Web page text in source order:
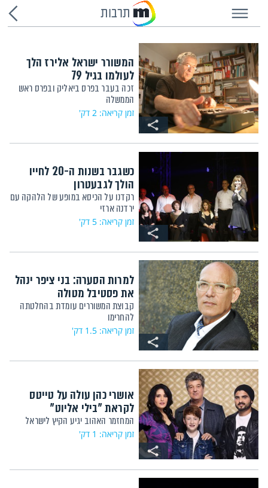
תרבות
המשורר ישראל אלירז הלך
לעולמו בגיל 79
זכה בעבר בפרס ביאליק ובפרס ראש
הממשלה
זמן קריאה: 2 דק'
כשגבר בשנות ה-20 לחייו
הולך לגבעטרון
רקדנו על הכיסא במופע של הלהקה עם
ירדנה ארזי
זמן קריאה: 5 דק'
למרות הסערה: בני ציפר ינהל
את פסטיבל מטולה
קבוצת המשוררים עומדת בהחלטתה
להחרימו
זמן קריאה: 1.5 דק'
אושרי כהן עולה על טייטס
לקראת "בילי אליוט"
המחזמר האהוב יגיע הקיץ לישראל
זמן קריאה: 1 דק'